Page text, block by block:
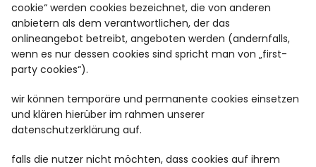
cookie“ werden cookies bezeichnet, die von anderen
anbietern als dem verantwortlichen, der das
onlineangebot betreibt, angeboten werden (andernfalls,
wenn es nur dessen cookies sind spricht man von „first-
party cookies“).
wir können temporäre und permanente cookies einsetzen
und klären hierüber im rahmen unserer
datenschutzerklärung auf.
falls die nutzer nicht möchten, dass cookies auf ihrem